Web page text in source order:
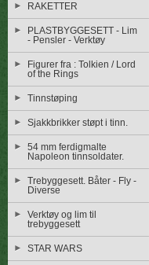
RAKETTER
PLASTBYGGESETT - Lim
- Pensler - Verktøy
Figurer fra : Tolkien / Lord
of the Rings
Tinnstøping
Sjakkbrikker støpt i tinn.
54 mm ferdigmalte
Napoleon tinnsoldater.
Trebyggesett. Båter - Fly -
Diverse
Verktøy og lim til
trebyggesett
STAR WARS